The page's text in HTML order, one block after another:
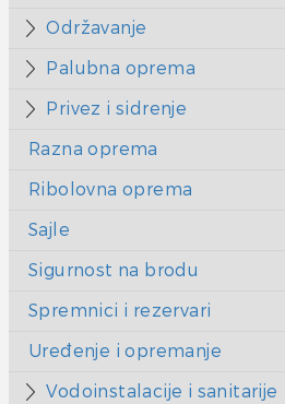
Održavanje
Palubna oprema
Privez i sidrenje
Razna oprema
Ribolovna oprema
Sajle
Sigurnost na brodu
Spremnici i rezervari
Uređenje i opremanje
Vodoinstalacije i sanitarije